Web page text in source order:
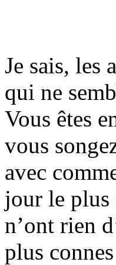
Je sais, les
qui ne
Vous êtes
vous
avec
jour le plus
n’ont rien
plus